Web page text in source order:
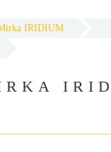
IRIDIUM